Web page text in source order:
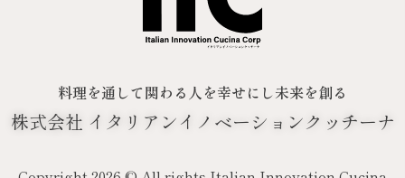
料理を通して関わる人を幸せにし未来を創る
株式会社 イタリアンイノベーションクッチーナ